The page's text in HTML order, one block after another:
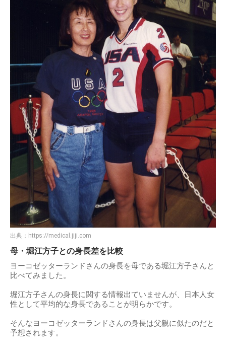
出典： https://medical.jiji.com
母・堀江方子との身長差を比較
ヨーコゼッターランドさんの身長を母である堀江方子さんと
比べてみました。
堀江方子さんの身長に関する情報出ていませんが、日本人女
性として平均的な身長であることが明らかです。
そんなヨーコゼッターランドさんの身長は父親に似たのだと
予想されます。